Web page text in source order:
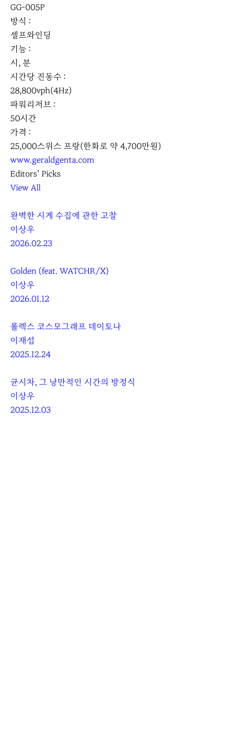
GG-005P
방식 :
셀프와인딩
기능 :
시, 분
시간당 진동수 :
28,800vph(4Hz)
파워리저브 :
50시간
가격 :
25,000스위스 프랑(한화로 약 4,700만원)
www.geraldgenta.com
Editors’ Picks
View All
완벽한 시계 수집에 관한 고찰
이상우
2026.02.23
Golden (feat. WATCHR/X)
이상우
2026.01.12
롤렉스 코스모그래프 데이토나
이재섭
2025.12.24
균시차, 그 낭만적인 시간의 방정식
이상우
2025.12.03